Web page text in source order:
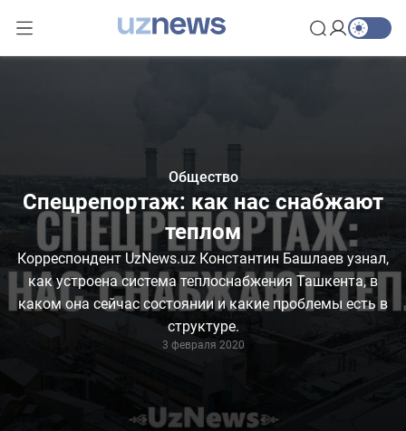
Общество
Спецрепортаж: как нас снабжают
теплом
Корреспондент UzNews.uz Константин Башлаев узнал,
как устроена система теплоснабжения Ташкента, в
каком она сейчас состоянии и какие проблемы есть в
структуре.
3 февраля 2020